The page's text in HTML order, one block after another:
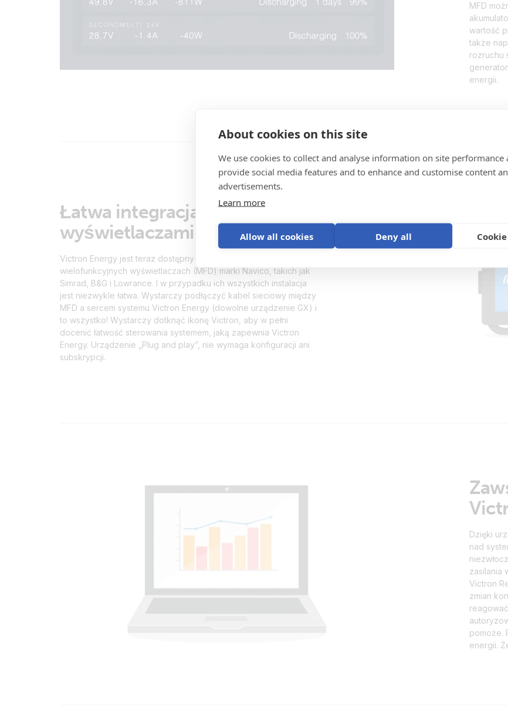
About cookies on this site
We use cookies to collect and analyse information on site performance
provide social media features and to enhance and customise content
advertisements.
Learn more
Allow all cookies Deny all
MFD
wartość
także
rozruchu
energii.
Łatwa integracja z
wyświetlaczami MFD Navico
Victron Energy jest teraz dostępny na najlepszych
wielofunkcyjnych wyświetlaczach (MFD) marki Navico, takich jak
Simrad, B&G i Lowrance. I w przypadku ich wszystkich instalacja
jest niezwykle łatwa. Wystarczy podłączyć kabel sieciowy między
MFD a sercem systemu Victron Energy (dowolne urządzenie GX) i
to wszystko! Wystarczy dotknąć ikonę Victron, aby w pełni
docenić łatwość sterowania systemem, jaką zapewnia Victron
Energy. Urządzenie „Plug and play”, nie wymaga konfiguracji ani
subskrypcji.
Dzięki
nad
zasilania
Victron
zmian
pomoże.
energii.